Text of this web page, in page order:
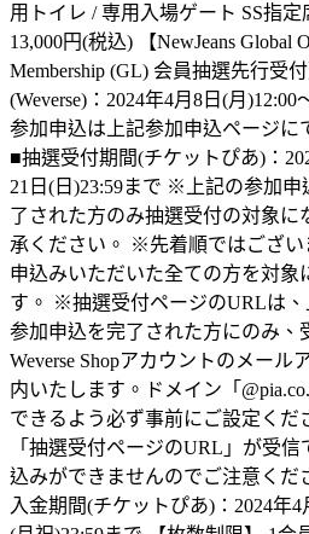
用トイレ / 専用入場ゲート SS指定
13,000円(税込) 【NewJeans Global
Membership (GL) 会員抽選先行受
(Weverse)：2024年4月8日(月
参加申込は上記参加申込ページに
■抽選受付期間(チケットぴあ)：
21日(日)23:59まで ※上記の参加
了された方のみ抽選受付の対象に
承ください。 ※先着順ではござい
申込みいただいた全ての方を対象
す。 ※抽選受付ページのURLは
参加申込を完了された方にのみ、
Weverse Shopアカウントのメー
内いたします。ドメイン「
できるよう必ず事前にご設定くだ
「抽選受付ページのURL」が受
込みができませんのでご注意くだ
入金期間(チケットぴあ)：2024年4